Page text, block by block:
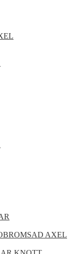
AXEL